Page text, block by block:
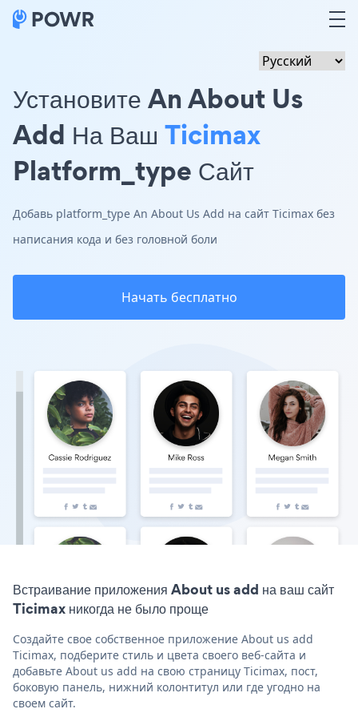
Установите An About Us
Add На Ваш Ticimax
Platform_type Сайт
Добавь platform_type An About Us Add на сайт Ticimax без
написания кода и без головной боли
Начать бесплатно
Встраивание приложения About us add на ваш сайт
Ticimax никогда не было проще
Создайте свое собственное приложение About us add
Ticimax, подберите стиль и цвета своего веб-сайта и
добавьте About us add на свою страницу Ticimax, пост,
боковую панель, нижний колонтитул или где угодно на
своем сайт.